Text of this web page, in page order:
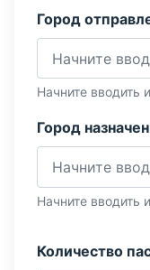
Город
Начните вводить
Город
Начните вводить
Количество